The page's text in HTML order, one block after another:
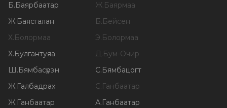
Б.Баярбаатар Ж.Баярмаа
Ж.Баясгалан Б.Бейсен
Х.Болормаа Э.Болормаа
Х.Булгантуяа Д.Бум-Очир
Ш.Бямбасүрэн С.Бямбацогт
Ж.Галбадрах С.Ганбаатар
Ж.Ганбаатар А.Ганбаатар